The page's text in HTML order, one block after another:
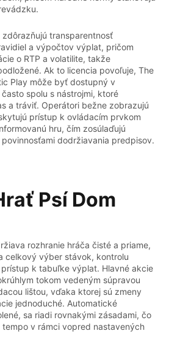
transparentnosť
a výpočtov výplat, pričom
o RTP a volatilite, takže
Ak to licencia povoľuje, The
Play môže byť dostupný v
spolu s nástrojmi, ktoré
a tráviť. Operátori bežne zobrazujú
prístup k ovládacím prvkom
hru, čím zosúlaďujú
dodržiavania predpisov.
Psí Dom
rozhranie hráča čisté a priame,
celkový výber stávok, kontrolu
k tabuľke výplat. Hlavné akcie
tokom vedeným súpravou
lištou, vďaka ktorej sú zmeny
jednoduché. Automatické
sa riadi rovnakými zásadami, čo
v rámci vopred nastavených